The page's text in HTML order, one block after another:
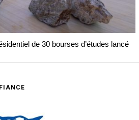
de 30 bourses d’études lancé